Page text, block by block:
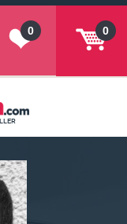
0
0